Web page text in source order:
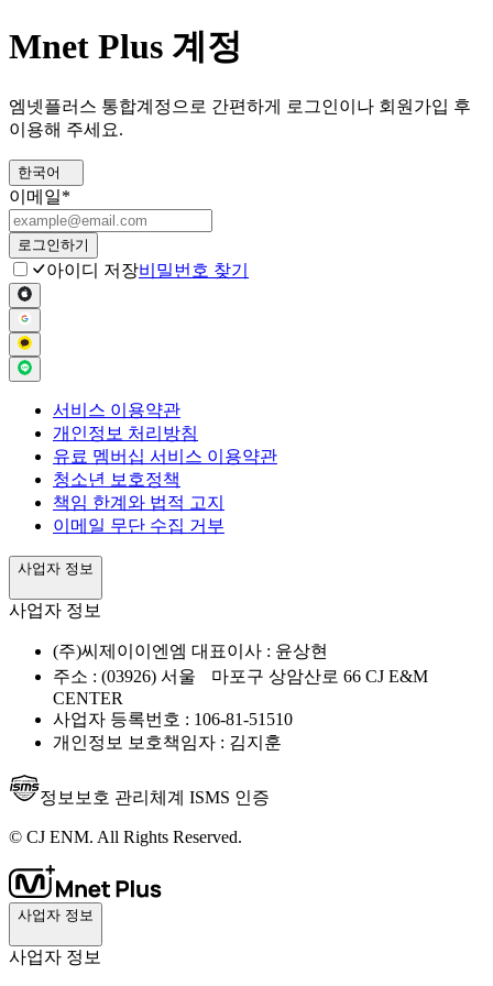
Mnet Plus 계정
엠넷플러스 통합계정으로 간편하게 로그인이나 회원가입 후
이용해 주세요.
한국어
이메일*
로그인하기
아이디 저장비밀번호 찾기
서비스 이용약관
개인정보 처리방침
유료 멤버십 서비스 이용약관
청소년 보호정책
책임 한계와 법적 고지
이메일 무단 수집 거부
사업자 정보
사업자 정보
(주)씨제이이엔엠 대표이사 : 윤상현
주소 : (03926) 서울 마포구 상암산로 66 CJ E&M
CENTER
사업자 등록번호 : 106-81-51510
개인정보 보호책임자 : 김지훈
정보보호 관리체계 ISMS 인증
© CJ ENM. All Rights Reserved.
사업자 정보
사업자 정보